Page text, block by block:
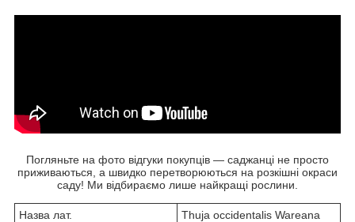
Погляньте на фото відгуки покупців — саджанці не просто
приживаються, а швидко перетворюються на розкішні окраси
саду! Ми відбираємо лише найкращі рослини.
Назва лат.
Thuja occidentalis Wareana